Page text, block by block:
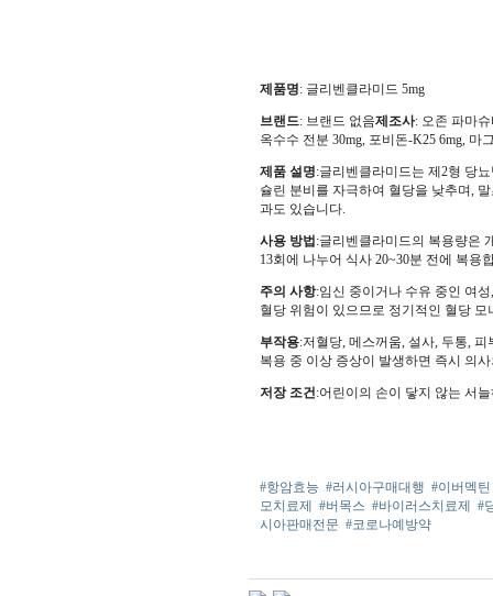
제품명: 글리벤클라미드 5mg
브랜드: 브랜드 없음제조사: 오존 파마
옥수수 전분 30mg, 포비돈-K25 6mg, 마
제품 설명:글리벤클라미드는 제2형 당
슐린 분비를 자극하여 혈당을 낮추며,
과도 있습니다.
사용 방법 :글리벤클라미드의 복용량은
13회에 나누어 식사 20~30분 전에 복
주의 사항:임신 중이거나 수유 중인 여
혈당 위험이 있으므로 정기적인 혈당
부작용:저혈당, 메스꺼움, 설사, 두통,
복용 중 이상 증상이 발생하면 즉시 의
저장 조건:어린이의 손이 닿지 않는 서
#항암효능 #러시아구매대행 #이버멕틴
모치료제
#버목스 #바이러스치료제
#
시아판매전문 #코로나예방약